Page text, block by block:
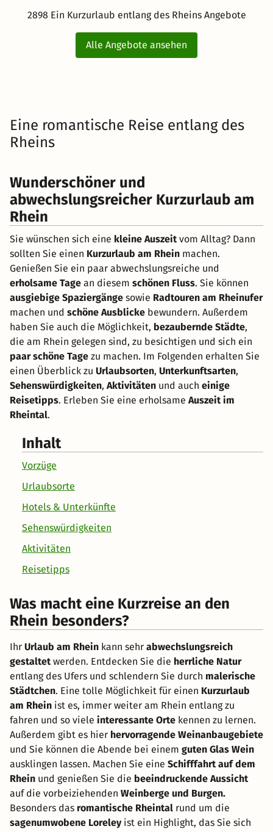
2898 Ein Kurzurlaub entlang des Rheins Angebote
Alle Angebote ansehen
Eine romantische Reise entlang des
Rheins
Wunderschöner und
abwechslungsreicher Kurzurlaub am
Rhein
Sie wünschen sich eine kleine Auszeit vom Alltag? Dann
sollten Sie einen Kurzurlaub am Rhein machen.
Genießen Sie ein paar abwechslungsreiche und
erholsame Tage an diesem schönen Fluss. Sie können
ausgiebige Spaziergänge sowie Radtouren am Rheinufer
machen und schöne Ausblicke bewundern. Außerdem
haben Sie auch die Möglichkeit, bezaubernde Städte,
die am Rhein gelegen sind, zu besichtigen und sich ein
paar schöne Tage zu machen. Im Folgenden erhalten Sie
einen Überblick zu Urlaubsorten, Unterkunftsarten,
Sehenswürdigkeiten, Aktivitäten und auch einige
Reisetipps. Erleben Sie eine erholsame Auszeit im
Rheintal.
Inhalt
Vorzüge
Urlaubsorte
Hotels & Unterkünfte
Sehenswürdigkeiten
Aktivitäten
Reisetipps
Was macht eine Kurzreise an den
Rhein besonders?
Ihr Urlaub am Rhein kann sehr abwechslungsreich
gestaltet werden. Entdecken Sie die herrliche Natur
entlang des Ufers und schlendern Sie durch malerische
Städtchen. Eine tolle Möglichkeit für einen Kurzurlaub
am Rhein ist es, immer weiter am Rhein entlang zu
fahren und so viele interessante Orte kennen zu lernen.
Außerdem gibt es hier hervorragende Weinanbaugebiete
und Sie können die Abende bei einem guten Glas Wein
ausklingen lassen. Machen Sie eine Schifffahrt auf dem
Rhein und genießen Sie die beeindruckende Aussicht
auf die vorbeiziehenden Weinberge und Burgen.
Besonders das romantische Rheintal rund um die
sagenumwobene Loreleyist ein Highlight, das Sie sich